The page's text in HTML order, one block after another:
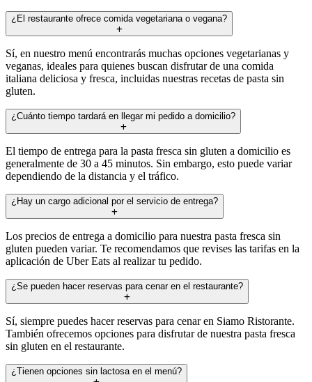
¿El restaurante ofrece comida vegetariana o vegana?
Sí, en nuestro menú encontrarás muchas opciones vegetarianas y
veganas, ideales para quienes buscan disfrutar de una comida
italiana deliciosa y fresca, incluidas nuestras recetas de pasta sin
gluten.
¿Cuánto tiempo tardará en llegar mi pedido a domicilio?
El tiempo de entrega para la pasta fresca sin gluten a domicilio es
generalmente de 30 a 45 minutos. Sin embargo, esto puede variar
dependiendo de la distancia y el tráfico.
¿Hay un cargo adicional por el servicio de entrega?
Los precios de entrega a domicilio para nuestra pasta fresca sin
gluten pueden variar. Te recomendamos que revises las tarifas en la
aplicación de Uber Eats al realizar tu pedido.
¿Se pueden hacer reservas para cenar en el restaurante?
Sí, siempre puedes hacer reservas para cenar en Siamo Ristorante.
También ofrecemos opciones para disfrutar de nuestra pasta fresca
sin gluten en el restaurante.
¿Tienen opciones sin lactosa en el menú?